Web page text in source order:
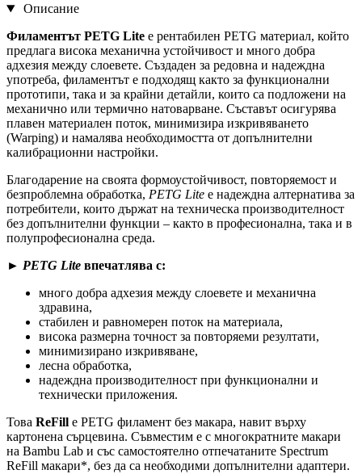
Описание
Филаментът PETG Lite е рентабилен PETG материал, който
предлага висока механична устойчивост и много добра
адхезия между слоевете. Създаден за редовна и надеждна
употреба, филаментът е подходящ както за функционални
прототипи, така и за крайни детайли, които са подложени на
механично или термично натоварване. Съставът осигурява
плавен материален поток, минимизира изкривяването
(Warping) и намалява необходимостта от допълнителни
калибрационни настройки.
Благодарение на своята формоустойчивост, повторяемост и
безпроблемна обработка, PETG Lite е надеждна алтернатива за
потребители, които държат на техническа производителност
без допълнителни функции – както в професионална, така и в
полупрофесионална среда.
► PETG Lite впечатлява с:
много добра адхезия между слоевете и механична
здравина,
стабилен и равномерен поток на материала,
висока размерна точност за повторяеми резултати,
минимизирано изкривяване,
лесна обработка,
надеждна производителност при функционални и
технически приложения.
Това ReFill е PETG филамент без макара, навит върху
картонена сърцевина. Съвместим е с многократните макари
на Bambu Lab и със самостоятелно отпечатаните Spectrum
ReFill макари*, без да са необходими допълнителни адаптери.